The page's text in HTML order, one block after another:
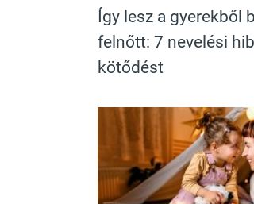
Így lesz a gyerekből
felnőtt: 7 nevelési
kötődést